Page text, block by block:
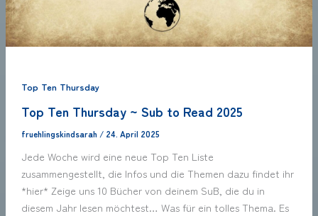
Top Ten Thursday
Top Ten Thursday ~ Sub to Read 2025
fruehlingskindsarah / 24. April 2025
Jede Woche wird eine neue Top Ten Liste
zusammengestellt, die Infos und die Themen dazu findet ihr
*hier* Zeige uns 10 Bücher von deinem SuB, die du in
diesem Jahr lesen möchtest… Was für ein tolles Thema. Es